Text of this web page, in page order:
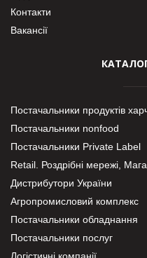
Контакти
Вакансії
Постачальники продуктів
Постачальники nonfood
Постачальники Private Label
Retail. Роздрібні мережі,
Дистрибутори України
Агропромисловий комплекс
Постачальники обладнання
Постачальники послуг
Логістичні компанії